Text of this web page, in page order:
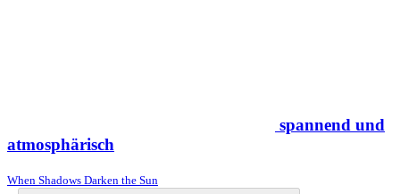
spannend und
atmosphärisch
When Shadows Darken the Sun